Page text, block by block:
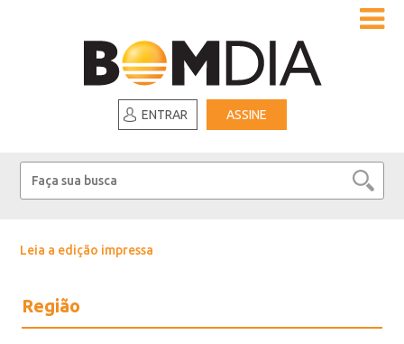
ENTRAR ASSINE
Leia a edição impressa
Região